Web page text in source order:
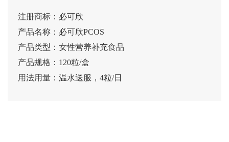
注册商标：必可欣
产品名称：必可欣PCOS
产品类型：女性营养补充食品
产品规格：120粒/盒
用法用量：温水送服，4粒/日